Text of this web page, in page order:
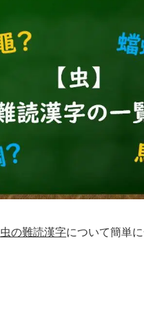
虫の難読漢字について簡単